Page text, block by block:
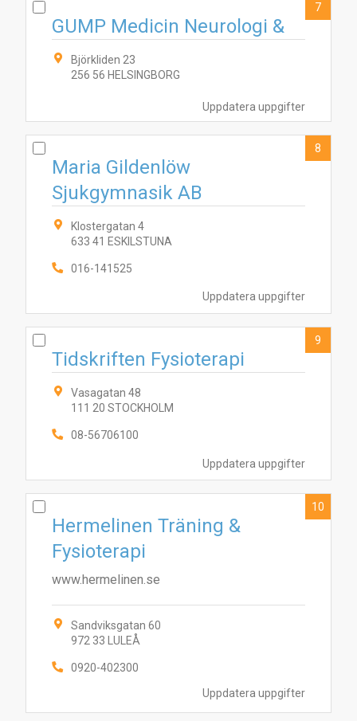
Uppdatera uppgifter
GUMP Medicin Neurologi &
Björkliden 23
256 56 HELSINGBORG
7
Uppdatera uppgifter
Maria Gildenlöw
Sjukgymnasik AB
Klostergatan 4
633 41 ESKILSTUNA
016-141525
8
Uppdatera uppgifter
Tidskriften Fysioterapi
Vasagatan 48
111 20 STOCKHOLM
08-56706100
9
Uppdatera uppgifter
Hermelinen Träning &
Fysioterapi
www.hermelinen.se
Sandviksgatan 60
972 33 LULEÅ
0920-402300
10